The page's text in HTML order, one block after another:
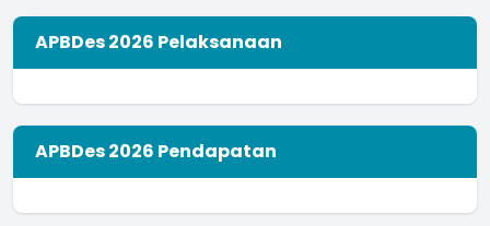
APBDes 2026 Pelaksanaan
APBDes 2026 Pendapatan